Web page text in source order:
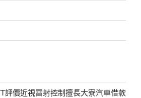
評價近視雷射控制擅長大寮汽車借款